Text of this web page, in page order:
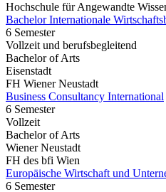
Hochschule für Angewandte
Bachelor Internationale
6 Semester
Vollzeit und berufsbegleitend
Bachelor of Arts
Eisenstadt
FH Wiener Neustadt
Business Consultancy International
6 Semester
Vollzeit
Bachelor of Arts
Wiener Neustadt
FH des bfi Wien
Europäische Wirtschaft und
6 Semester